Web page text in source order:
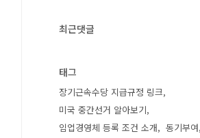
최근댓글
태그
장기근속수당 지급규정 링크
미국 중간선거 알아보기
임업경영체 등록 조건 소개
동기부여